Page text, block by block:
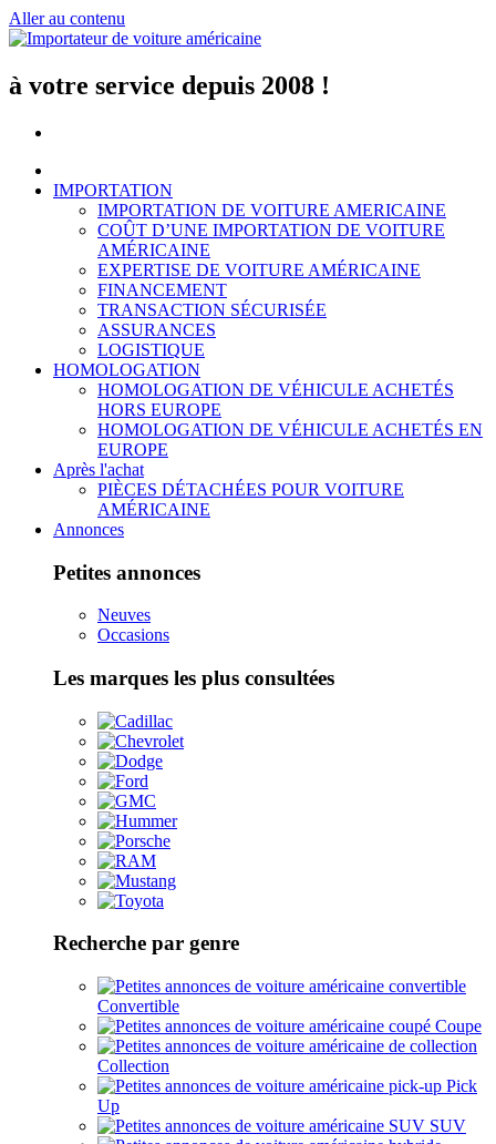
Aller au contenu
à votre service depuis 2008 !
IMPORTATION
IMPORTATION DE VOITURE AMERICAINE
COÛT D’UNE IMPORTATION DE VOITURE
AMÉRICAINE
EXPERTISE DE VOITURE AMÉRICAINE
FINANCEMENT
TRANSACTION SÉCURISÉE
ASSURANCES
LOGISTIQUE
HOMOLOGATION
HOMOLOGATION DE VÉHICULE ACHETÉS
HORS EUROPE
HOMOLOGATION DE VÉHICULE ACHETÉS EN
EUROPE
Après l'achat
PIÈCES DÉTACHÉES POUR VOITURE
AMÉRICAINE
Annonces
Petites annonces
Neuves
Occasions
Les marques les plus consultées
Recherche par genre
Convertible
Coupe
Collection
Pick
Up
SUV